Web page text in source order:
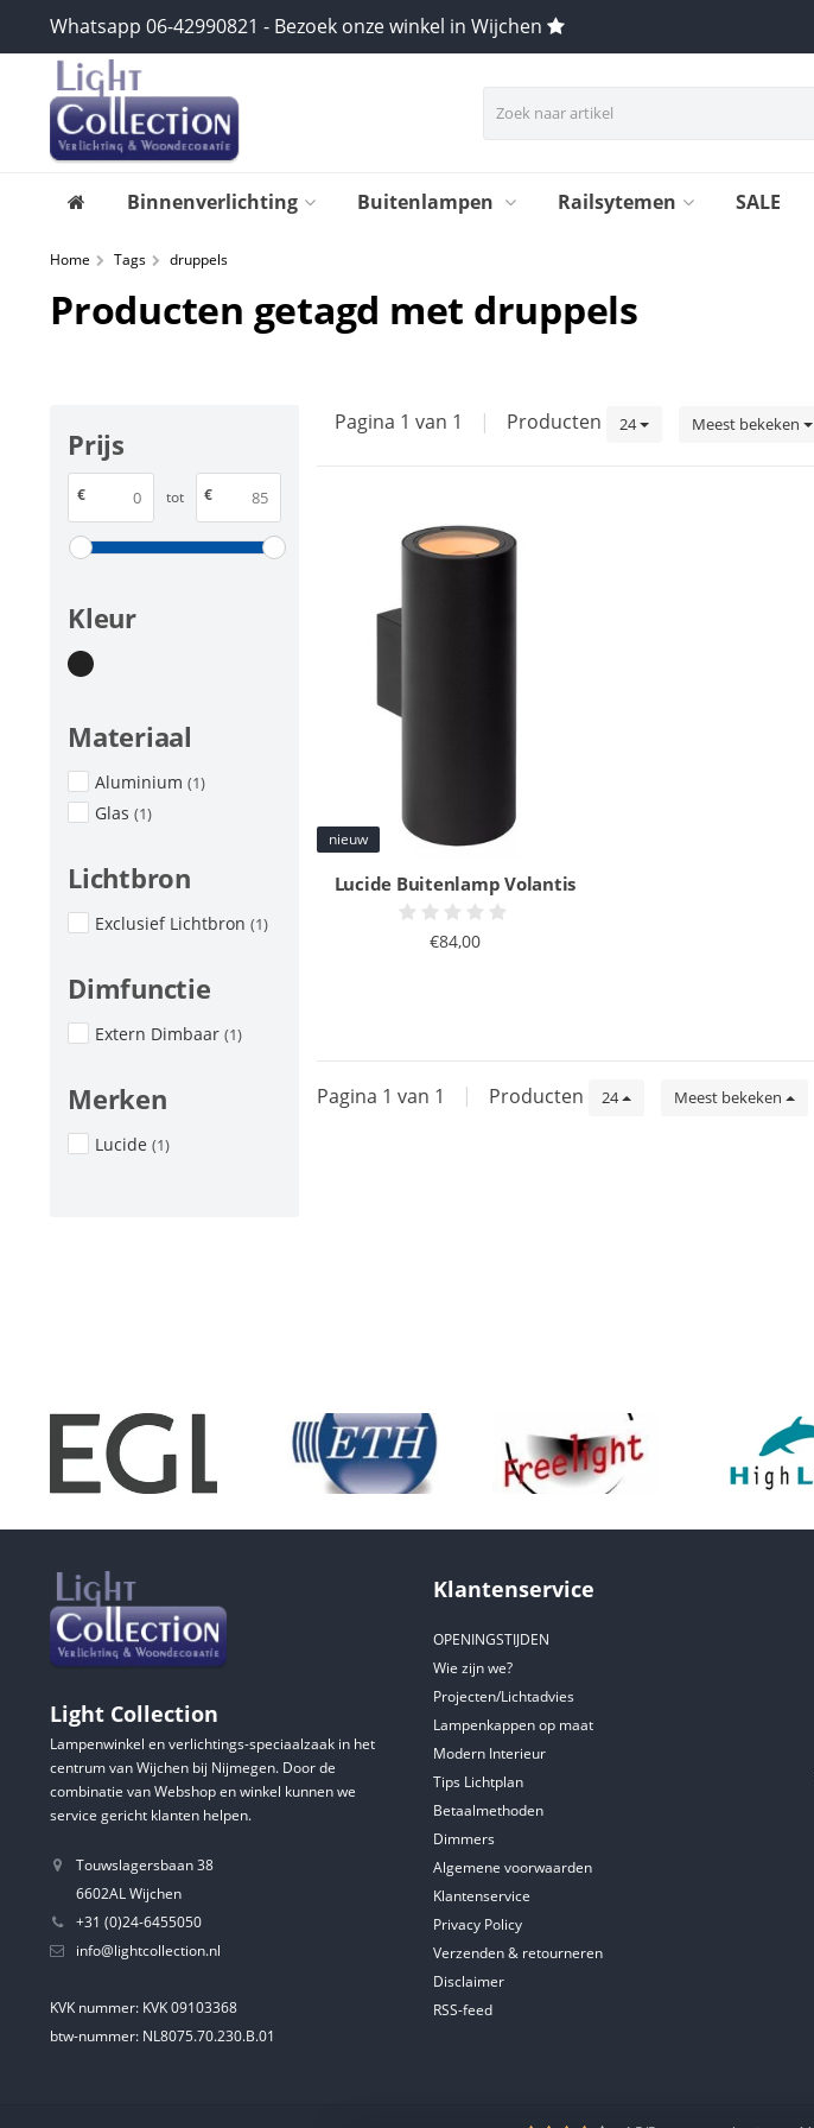
Whatsapp 06-42990821 - Bezoek onze winkel in Wijchen
Binnenverlichting Buitenlampen Railsytemen SALE
Home Tags druppels
Producten getagd met druppels
Prijs
€ tot €
Kleur
Materiaal
Aluminium (1)
Glas (1)
Lichtbron
Exclusief Lichtbron (1)
Dimfunctie
Extern Dimbaar (1)
Merken
Lucide (1)
Pagina 1 van 1 | Producten 24 Meest bekeken
nieuw
Lucide Buitenlamp Volantis
€84,00
Pagina 1 van 1 | Producten 24 Meest bekeken
Light Collection
Lampenwinkel en verlichtings-speciaalzaak in het
centrum van Wijchen bij Nijmegen. Door de
combinatie van Webshop en winkel kunnen we
service gericht klanten helpen.
Touwslagersbaan 38
6602AL Wijchen
+31 (0)24-6455050
info@lightcollection.nl
KVK nummer: KVK 09103368
btw-nummer: NL8075.70.230.B.01
Klantenservice
OPENINGSTIJDEN
Wie zijn we?
Projecten/Lichtadvies
Lampenkappen op maat
Modern Interieur
Tips Lichtplan
Betaalmethoden
Dimmers
Algemene voorwaarden
Klantenservice
Privacy Policy
Verzenden & retourneren
Disclaimer
RSS-feed